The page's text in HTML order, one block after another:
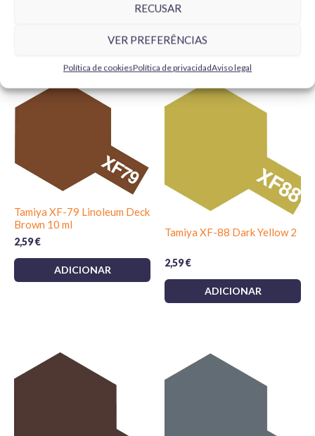
RECUSAR
VER PREFERÊNCIAS
Política de cookiesPolítica de privacidadAviso legal
Tamiya XF-79 Linoleum Deck
Brown 10 ml
2,59€
ADICIONAR
Tamiya XF-88 Dark Yellow 2
2,59€
ADICIONAR